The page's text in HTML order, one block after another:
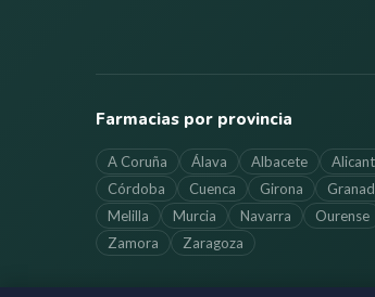
Farmacias por provincia
A Coruña Álava Albacete
Córdoba
Cuenca Girona
Melilla
Murcia Navarra Ourense
Zamora
Zaragoza